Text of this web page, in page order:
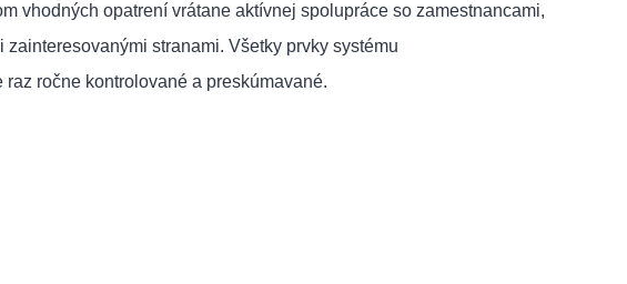
vhodných opatrení vrátane aktívnej spolupráce so zamestnancami,
stranami. Všetky prvky systému
ročne kontrolované a preskúmavané.